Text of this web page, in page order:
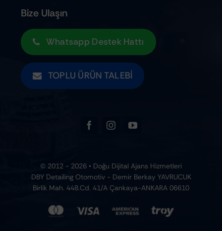
Kargo Bilgileri
Bize Ulaşın
Whatsapp Destek Hattı
© 2012 - 2026 • Doğu Dijital Ajans Hizmetleri
Birlik Mah. 448.Cd. 41/A Çankaya-ANKARA 06610